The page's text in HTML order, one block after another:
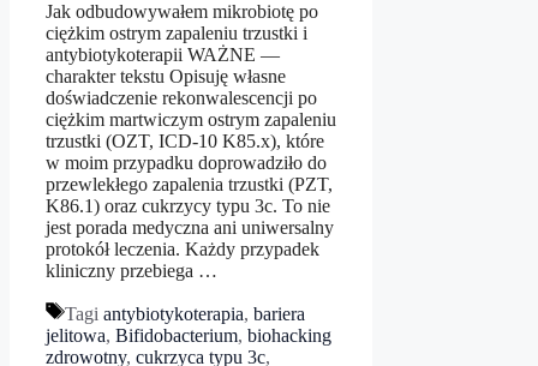
Jak odbudowywałem mikrobiotę po
ciężkim ostrym zapaleniu trzustki i
antybiotykoterapii WAŻNE —
charakter tekstu Opisuję własne
doświadczenie rekonwalescencji po
ciężkim martwiczym ostrym zapaleniu
trzustki (OZT, ICD-10 K85.x), które
w moim przypadku doprowadziło do
przewlekłego zapalenia trzustki (PZT,
K86.1) oraz cukrzycy typu 3c. To nie
jest porada medyczna ani uniwersalny
protokół leczenia. Każdy przypadek
kliniczny przebiega …
Tagi antybiotykoterapia, bariera
jelitowa, Bifidobacterium, biohacking
zdrowotny, cukrzyca typu 3c,